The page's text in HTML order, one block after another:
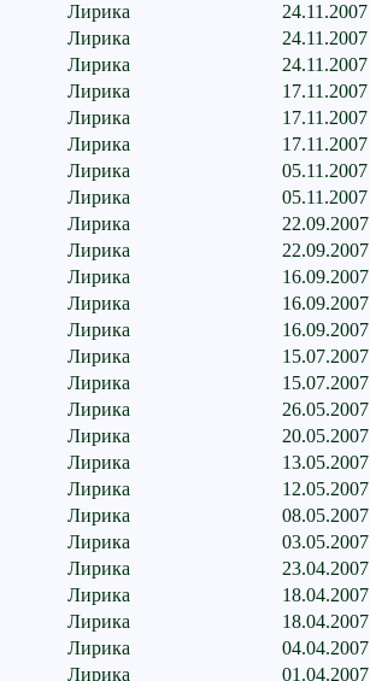
Лирика 24.11.2007
Лирика 24.11.2007
Лирика 24.11.2007
Лирика 17.11.2007
Лирика 17.11.2007
Лирика 17.11.2007
Лирика 05.11.2007
Лирика 05.11.2007
Лирика 22.09.2007
Лирика 22.09.2007
Лирика 16.09.2007
Лирика 16.09.2007
Лирика 16.09.2007
Лирика 15.07.2007
Лирика 15.07.2007
Лирика 26.05.2007
Лирика 20.05.2007
Лирика 13.05.2007
Лирика 12.05.2007
Лирика 08.05.2007
Лирика 03.05.2007
Лирика 23.04.2007
Лирика 18.04.2007
Лирика 18.04.2007
Лирика 04.04.2007
Лирика 01.04.2007